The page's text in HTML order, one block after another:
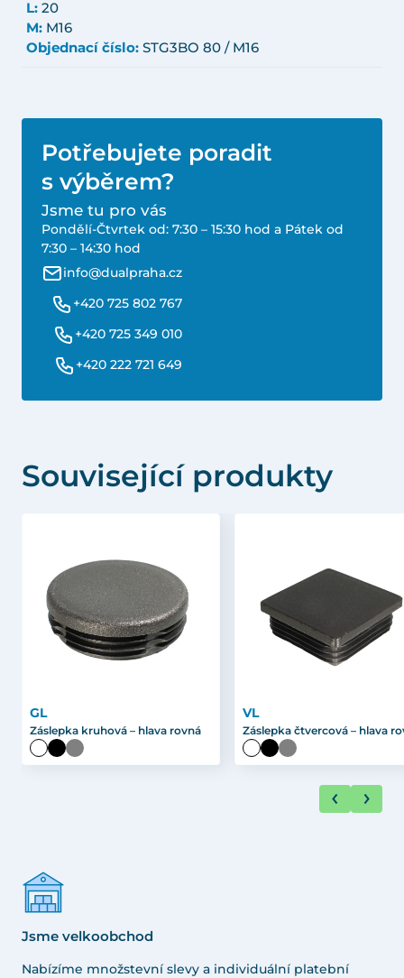
L: 20
M: M16
Objednací číslo: STG3BO 80 / M16
Potřebujete poradit
s výběrem?
Jsme tu pro vás
Pondělí-Čtvrtek od: 7:30 – 15:30 hod a Pátek od
7:30 – 14:30 hod
info@dualpraha.cz
+420 725 802 767
+420 725 349 010
+420 222 721 649
Související produkty
GL
Záslepka kruhová – hlava rovná
VL
Záslepka čtvercová – hlava
Jsme velkoobchod
Nabízíme množstevní slevy a individuální platební